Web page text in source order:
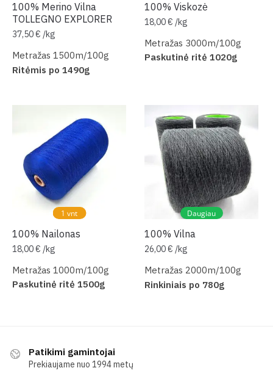
100% Merino Vilna
TOLLEGNO EXPLORER
37,50€ /kg
Metražas 1500m/100g
Ritėmis po 1490g
100% Viskozė
18,00€ /kg
Metražas 3000m/100g
Paskutinė ritė 1020g
1 vnt
100% Nailonas
18,00€ /kg
Metražas 1000m/100g
Paskutinė ritė 1500g
Daugiau
100% Vilna
26,00€ /kg
Metražas 2000m/100g
Rinkiniais po 780g
Patikimi gamintojai
Prekiaujame nuo 1994 metų